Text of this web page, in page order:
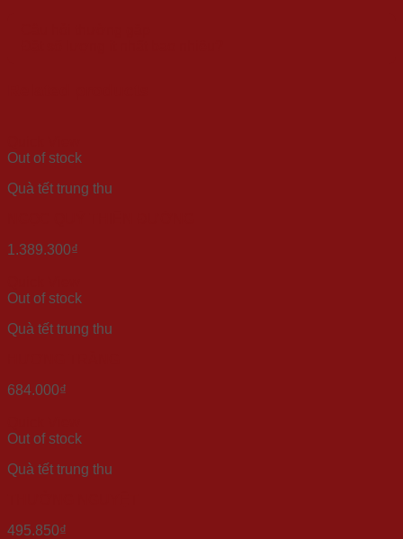
Out of stock
Quà tết trung thu
1.389.300₫
Out of stock
Quà tết trung thu
684.000₫
Out of stock
Quà tết trung thu
495.850₫